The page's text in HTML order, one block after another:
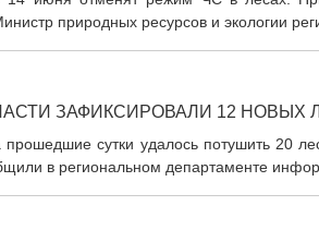
природных ресурсов и экологии
ЗАФИКСИРОВАЛИ 12
прошедшие сутки удалось потушить 20
в региональном департаменте